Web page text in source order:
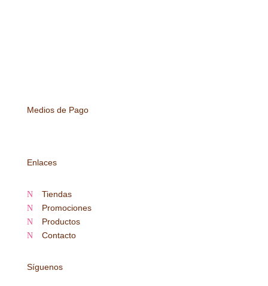
Medios de Pago
Enlaces
N Tiendas
N Promociones
N Productos
N Contacto
Síguenos